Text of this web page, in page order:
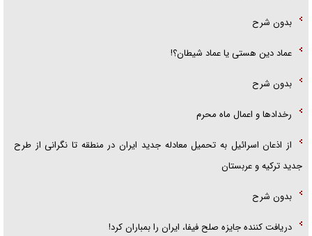
بدون شرح
عماد دین هستی یا عماد شیطان؟!
بدون شرح
رخداد‌ها و اعمال ماه محرم
از اذعان اسرائیل به تحمیل معادله جدید ایران در منطقه تا نگرانی از طرح
جدید ترکیه و عربستان
بدون شرح
دریافت کننده جایزه صلح فیفا، ایران را بمباران کرد!